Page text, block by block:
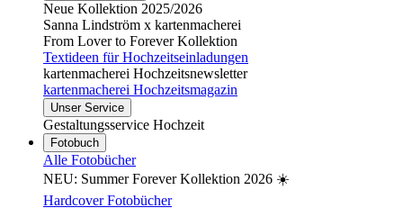
Neue Kollektion 2025/2026
Sanna Lindström x kartenmacherei
From Lover to Forever Kollektion
Textideen für Hochzeitseinladungen
kartenmacherei Hochzeitsnewsletter
kartenmacherei Hochzeitsmagazin
Unser Service
Gestaltungsservice Hochzeit
Fotobuch
Alle Fotobücher
NEU: Summer Forever Kollektion 2026 ☀️
Hardcover Fotobücher